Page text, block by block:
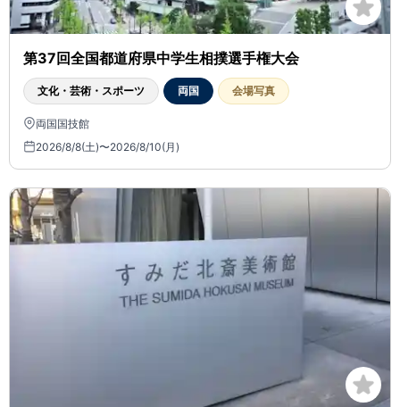
第37回全国都道府県中学生相撲選手権大会
文化・芸術・スポーツ 両国 会場写真
両国国技館
2026/8/8(土)〜2026/8/10(月)